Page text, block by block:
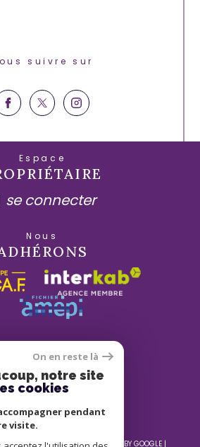
Nous suivre sur
Espace
se connecter
Nous
| TRADUCTION POWERED BY GOOGLE |
On en reste là
notre site
cookies
pendant
visite.